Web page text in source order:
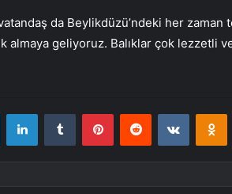
da Beylikdüzü’ndeki her zaman
almaya geliyoruz. Balıklar çok lezzetli
Twitter LinkedInTumblr PinterestReddit